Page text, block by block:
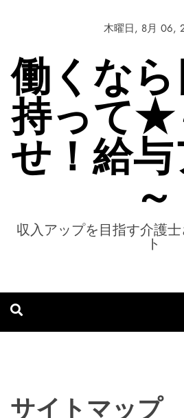
木曜日, 8月 06,
働くな
持って★
せ！給
～
収入アップを目指す介護
ト
サイトマップ